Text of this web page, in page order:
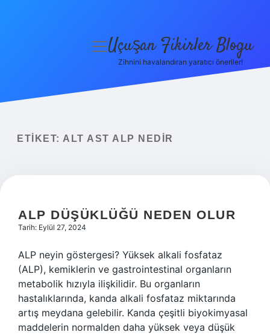
Yasal Uyarı
menüyü
Uçuşan Fikirler Blogu
Zihnini havalandıran yaratıcı öneriler!
ETIKET: ALT AST ALP NEDIR
ALP DÜŞÜKLÜĞÜ NEDEN OLUR
Tarih: Eylül 27, 2024
ALP neyin göstergesi? Yüksek alkali fosfataz
(ALP), kemiklerin ve gastrointestinal organların
metabolik hızıyla ilişkilidir. Bu organların
hastalıklarında, kanda alkali fosfataz miktarında
artış meydana gelebilir. Kanda çeşitli biyokimyasal
maddelerin normalden daha yüksek veya düşük